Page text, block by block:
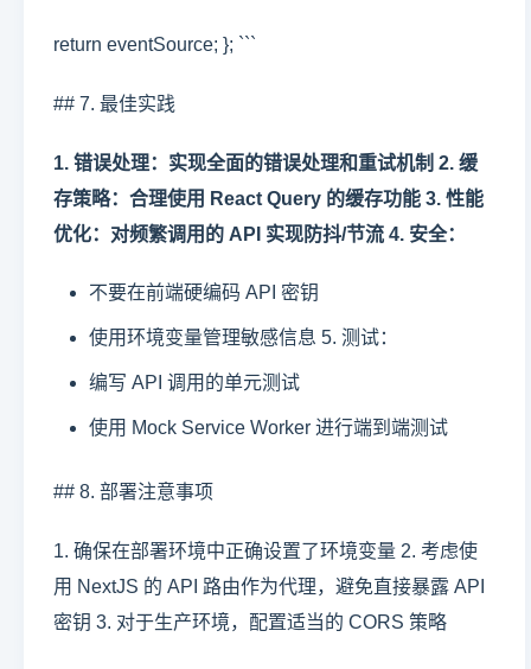
return eventSource; }; ```
## 7. 最佳实践
1. 错误处理：实现全面的错误处理和重试机制 2. 缓
存策略：合理使用 React Query 的缓存功能 3. 性能
优化：对频繁调用的 API 实现防抖/节流 4. 安全：
不要在前端硬编码 API 密钥
使用环境变量管理敏感信息 5. 测试：
编写 API 调用的单元测试
使用 Mock Service Worker 进行端到端测试
## 8. 部署注意事项
1. 确保在部署环境中正确设置了环境变量 2. 考虑使
用 NextJS 的 API 路由作为代理，避免直接暴露 API
密钥 3. 对于生产环境，配置适当的 CORS 策略